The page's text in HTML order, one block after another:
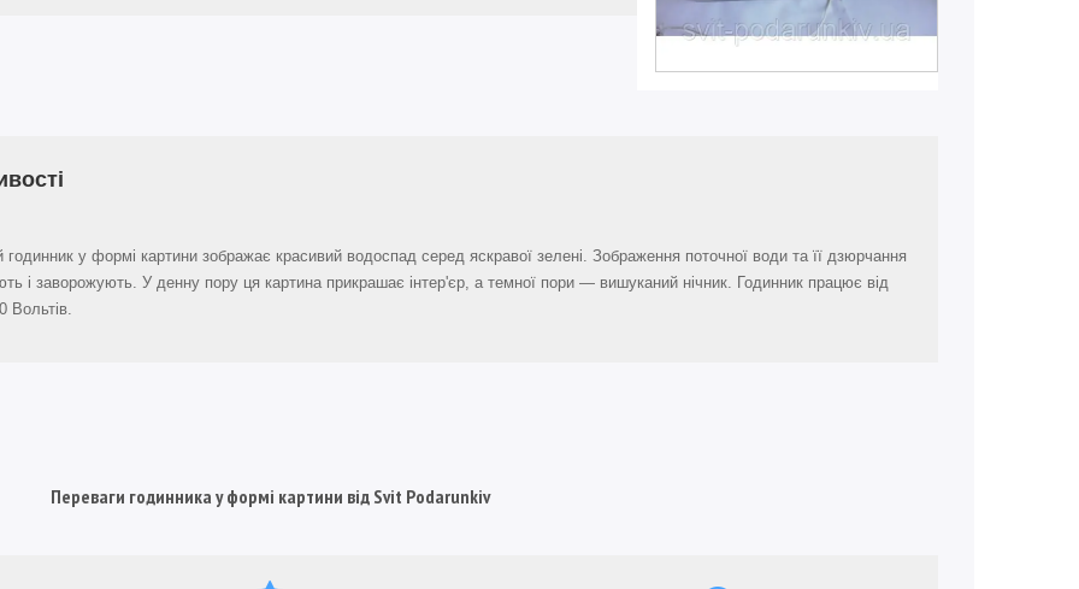
годинник у формі картини зображає красивий водоспад серед яскравої зелені. Зображення поточної води та її дзюрчання
і заворожують. У денну пору ця картина прикрашає інтер'єр, а темної пори — вишуканий нічник. Годинник працює від
Вольтів.
Переваги годинника у формі картини від Svit Podarunkiv